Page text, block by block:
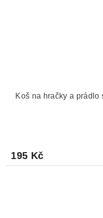
Koš na hračky a prádlo
195 Kč